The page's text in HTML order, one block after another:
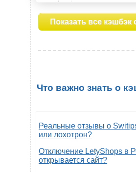
Показать все кэшбэк
Что важно знать о
Реальные отзывы о
или лохотрон?
Отключение LetyShops в
открывается сайт?